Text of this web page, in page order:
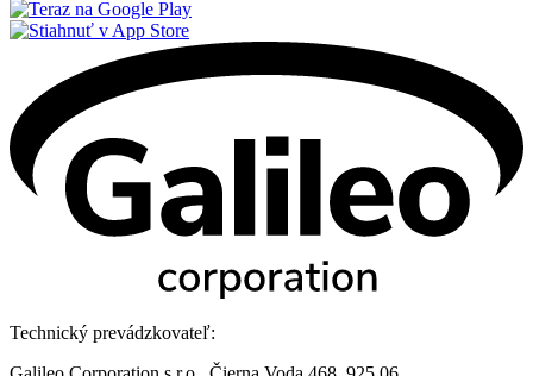
Technický prevádzkovateľ: